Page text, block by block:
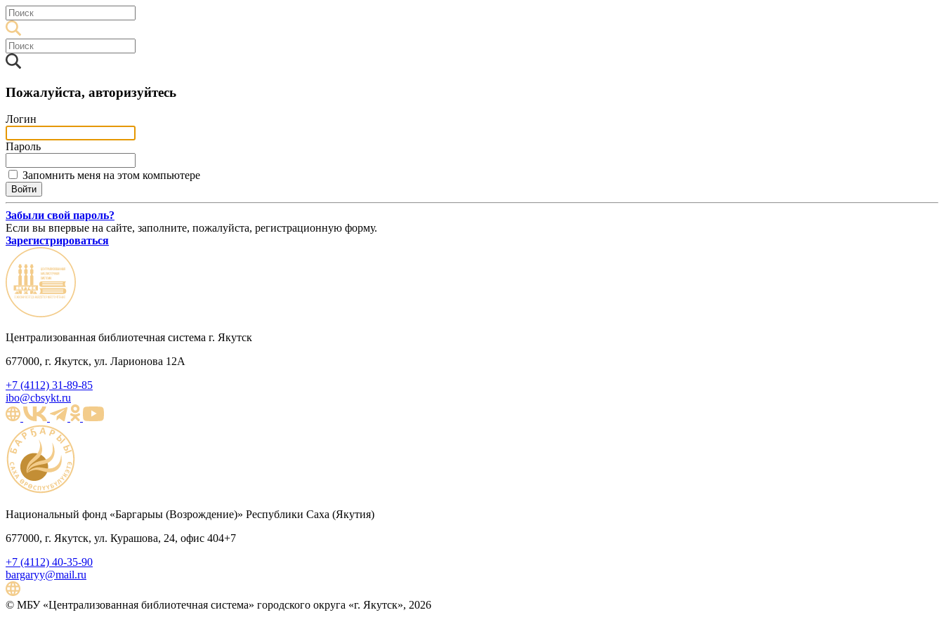
Пожалуйста, авторизуйтесь
Логин
Пароль
Запомнить меня на этом компьютере
Забыли свой пароль?
Если вы впервые на сайте, заполните, пожалуйста, регистрационную форму.
Зарегистрироваться
Централизованная библиотечная система г. Якутск
677000, г. Якутск, ул. Ларионова 12А
+7 (4112) 31-89-85
ibo@cbsykt.ru
Национальный фонд «Баргарыы (Возрождение)» Республики Саха (Якутия)
677000, г. Якутск, ул. Курашова, 24, офис 404+7
+7 (4112) 40-35-90
bargaryy@mail.ru
© МБУ «Централизованная библиотечная система» городского округа «г. Якутск», 2026